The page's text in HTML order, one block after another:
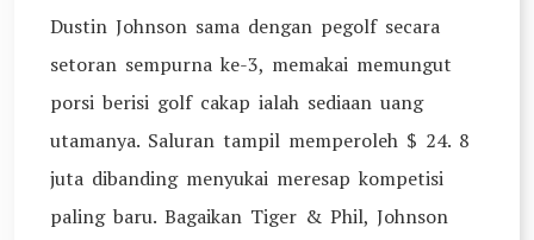
Dustin Johnson sama dengan pegolf secara
setoran sempurna ke-3, memakai memungut
porsi berisi golf cakap ialah sediaan uang
utamanya. Saluran tampil memperoleh $ 24. 8
juta dibanding menyukai meresap kompetisi
paling baru. Bagaikan Tiger & Phil, Johnson